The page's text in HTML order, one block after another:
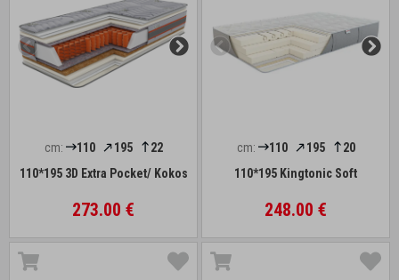
cm: 110 195
22
110*195 3D Extra Pocket/ Kokos
273.00 €
cm: 110 195
20
110*195 Kingtonic Soft
248.00 €